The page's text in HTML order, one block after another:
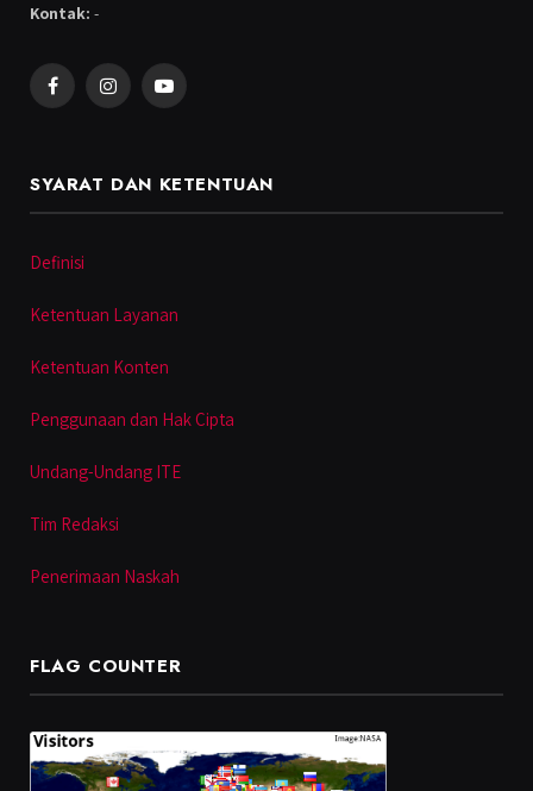
Kontak: -
FacebookInstagramYouTube
SYARAT DAN KETENTUAN
Definisi
Ketentuan Layanan
Ketentuan Konten
Penggunaan dan Hak Cipta
Undang-Undang ITE
Tim Redaksi
Penerimaan Naskah
FLAG COUNTER